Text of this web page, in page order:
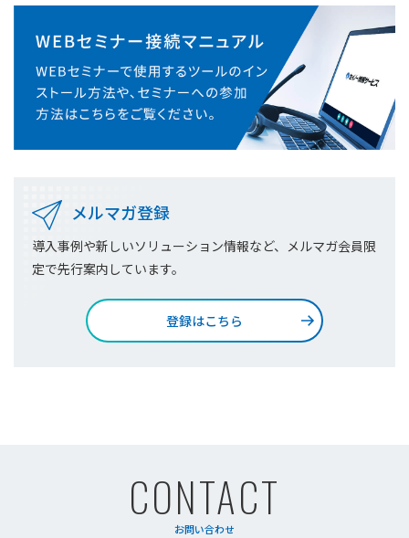
メルマガ登録
導入事例や新しいソリューション情報など、メルマガ会員限
定で先行案内しています。
登録はこちら
CONTACT
お問い合わせ